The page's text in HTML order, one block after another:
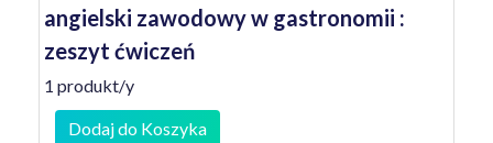
angielski zawodowy w gastronomii :
zeszyt ćwiczeń
1 produkt/y
Dodaj do Koszyka